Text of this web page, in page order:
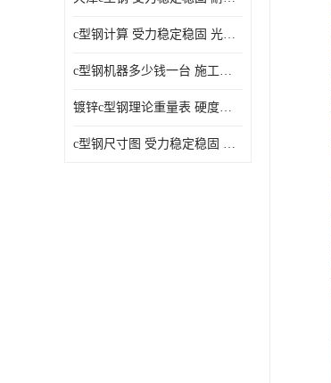
c型钢计算 受力稳定稳固 光洁无毛刺
c型钢机器多少钱一台 施工方便简单 稳重支撑承载力大
镀锌c型钢理论重量表 硬度高韧性强 光洁无毛刺
c型钢尺寸图 受力稳定稳固 光洁无毛刺